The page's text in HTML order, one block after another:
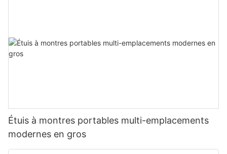
Étuis à montres portables multi-emplacements
modernes en gros